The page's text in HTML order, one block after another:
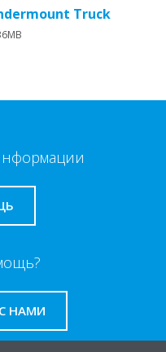
Truck​
НАМИ